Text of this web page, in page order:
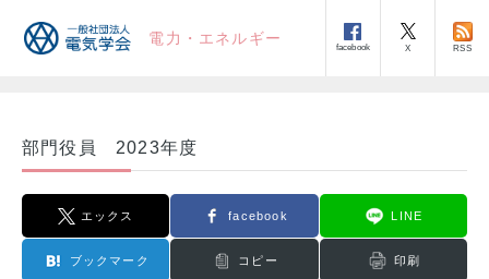
電力・エネルギー
facebook X RSS
部門役員 2023年度
エックス facebook LINE
ブックマーク コピー 印刷